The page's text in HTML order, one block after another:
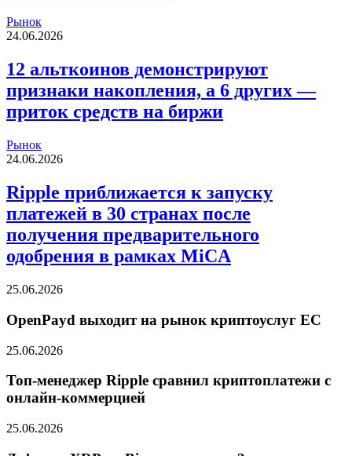
Рынок
24.06.2026
12 альткоинов демонстрируют
признаки накопления, а 6 других —
приток средств на биржи
Рынок
24.06.2026
Ripple приближается к запуску
платежей в 30 странах после
получения предварительного
одобрения в рамках MiCA
25.06.2026
OpenPayd выходит на рынок криптоуслуг ЕС
25.06.2026
Топ-менеджер Ripple сравнил криптоплатежи с
онлайн-коммерцией
25.06.2026